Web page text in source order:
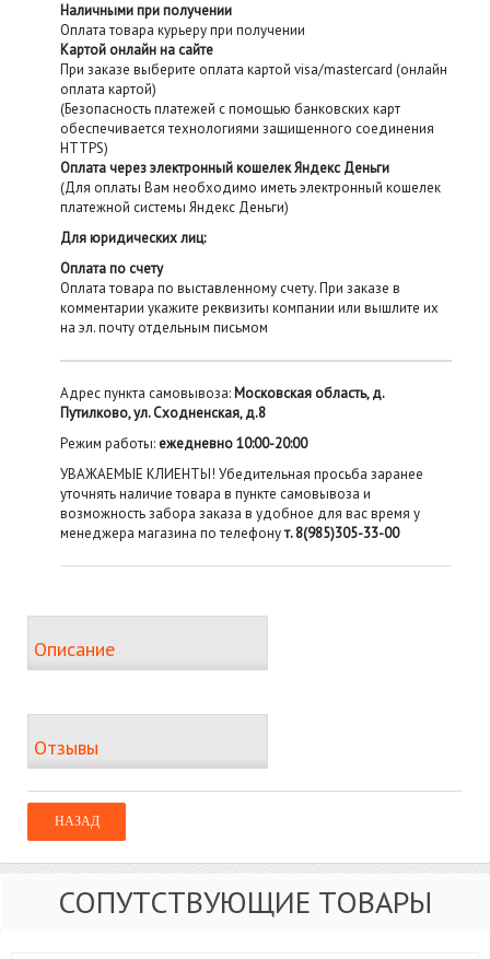
Наличными при получении
Оплата товара курьеру при получении
Картой онлайн на сайте
При заказе выберите оплата картой visa/mastercard (онлайн
оплата картой)
(Безопасность платежей с помощью банковских карт
обеспечивается технологиями защищенного соединения
HTTPS)
Оплата через электронный кошелек Яндекс Деньги
(Для оплаты Вам необходимо иметь электронный кошелек
платежной системы Яндекс Деньги)
Для юридических лиц:
Оплата по счету
Оплата товара по выставленному счету. При заказе в
комментарии укажите реквизиты компании или вышлите их
на эл. почту отдельным письмом
Адрес пункта самовывоза: Московская область, д.
Путилково, ул. Сходненская, д.8
Режим работы: ежедневно 10:00-20:00
УВАЖАЕМЫЕ КЛИЕНТЫ! Убедительная просьба заранее
уточнять наличие товара в пункте самовывоза и
возможность забора заказа в удобное для вас время у
менеджера магазина по телефонут. 8(985)305-33-00
Описание
Отзывы
СОПУТСТВУЮЩИЕ ТОВАРЫ